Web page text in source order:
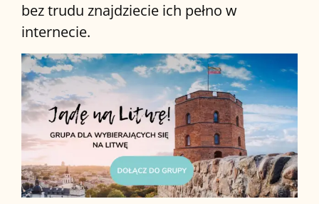
bez trudu znajdziecie ich pełno w
internecie.